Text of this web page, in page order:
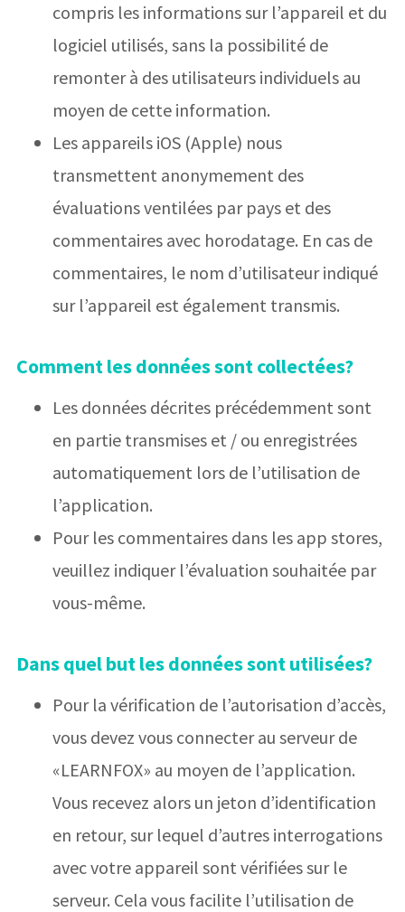
compris les informations sur l’appareil et du
logiciel utilisés, sans la possibilité de
remonter à des utilisateurs individuels au
moyen de cette information.
Les appareils iOS (Apple) nous
transmettent anonymement des
évaluations ventilées par pays et des
commentaires avec horodatage. En cas de
commentaires, le nom d’utilisateur indiqué
sur l’appareil est également transmis.
Comment les données sont collectées?
Les données décrites précédemment sont
en partie transmises et / ou enregistrées
automatiquement lors de l’utilisation de
l’application.
Pour les commentaires dans les app stores,
veuillez indiquer l’évaluation souhaitée par
vous-même.
Dans quel but les données sont utilisées?
Pour la vérification de l’autorisation d’accès,
vous devez vous connecter au serveur de
«LEARNFOX» au moyen de l’application.
Vous recevez alors un jeton d’identification
en retour, sur lequel d’autres interrogations
avec votre appareil sont vérifiées sur le
serveur. Cela vous facilite l’utilisation de